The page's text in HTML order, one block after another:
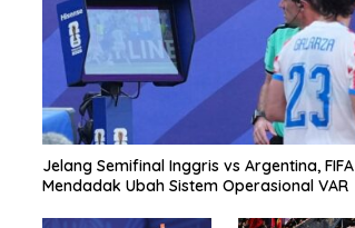
Jelang Semifinal Inggris vs Argentina, FIFA
Mendadak Ubah Sistem Operasional VAR